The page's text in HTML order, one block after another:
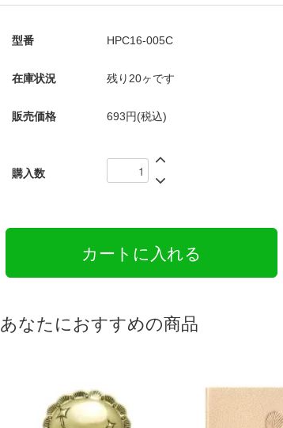
型番 HPC16-005C
在庫状況 残り20ヶです
販売価格 693円(税込)
購入数
あなたにおすすめの商品